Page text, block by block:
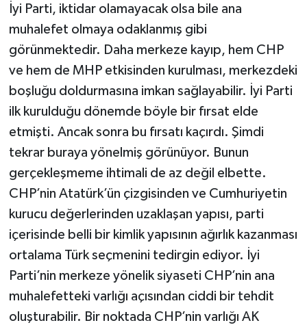
İyi Parti, iktidar olamayacak olsa bile ana
muhalefet olmaya odaklanmış gibi
görünmektedir. Daha merkeze kayıp, hem CHP
ve hem de MHP etkisinden kurulması, merkezdeki
boşluğu doldurmasına imkan sağlayabilir. İyi Parti
ilk kurulduğu dönemde böyle bir fırsat elde
etmişti. Ancak sonra bu fırsatı kaçırdı. Şimdi
tekrar buraya yönelmiş görünüyor. Bunun
gerçekleşmeme ihtimali de az değil elbette.
CHP’nin Atatürk’ün çizgisinden ve Cumhuriyetin
kurucu değerlerinden uzaklaşan yapısı, parti
içerisinde belli bir kimlik yapısının ağırlık kazanması
ortalama Türk seçmenini tedirgin ediyor. İyi
Parti’nin merkeze yönelik siyaseti CHP’nin ana
muhalefetteki varlığı açısından ciddi bir tehdit
oluşturabilir. Bir noktada CHP’nin varlığı AK